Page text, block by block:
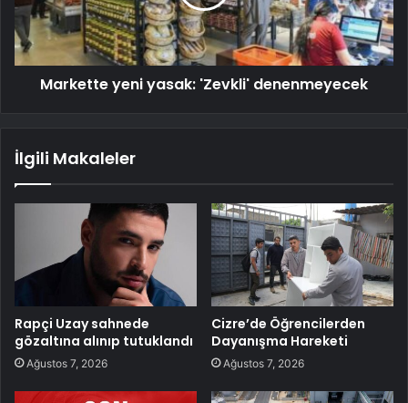
Markette yeni yasak: 'Zevkli' denenmeyecek
İlgili Makaleler
Rapçi Uzay sahnede
gözaltına alınıp tutuklandı
Ağustos 7, 2026
Cizre’de Öğrencilerden
Dayanışma Hareketi
Ağustos 7, 2026